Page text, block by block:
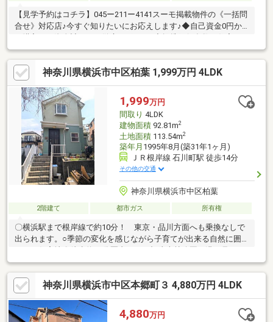
【見学予約はコチラ】045ー211ー4141スーモ掲載物件の《一括問
合せ》対応店♪今すぐ知りたいにお応えします♪◆自己資金0円か
ーンのご相談もおまかせください♪◆ファイナンシャルプランナ
ー相談無料！支払計画もサポート♪◆車でご納得いくまで物件見
学！とことん比較検討♪◆ご自宅まで送迎！移動の心配は不要♪◆
チャイルドシート完備！小さなお子様とご一緒でも安心♪◆平日
やお仕事帰りの見学も歓迎♪◆年中無休！即日対応♪◆ご来店は
【みなとみらい線「日本大通」駅 1分！】アクセス便利♪【ご見
学は「見学」ボタンをクリック】
神奈川県横浜市中区柏葉 1,999万円 4LDK
1,999万円
間取り 4LDK
建物面積92.81m2
土地面積113.54m2
築年月 1995年8月(築31年1ヶ月)
ＪＲ根岸線 石川町駅 徒歩14分
その他の交通
神奈川県横浜市中区柏葉
2階建て 都市ガス 所有権
〇横浜駅まで根岸線で約10分！ 東京・品川方面へも乗換なしで
出られます。○季節の変化を感じながら子育てが出来る自然に囲
丘公園があります。週末のお出かけや、お散歩におすすめです！
お花見やピクニックも○観光地の華やぎと、住宅地の静けさを両
立する立地。神奈川県横浜市中区本郷町３ 4,880万円 4LDK
4,880万円